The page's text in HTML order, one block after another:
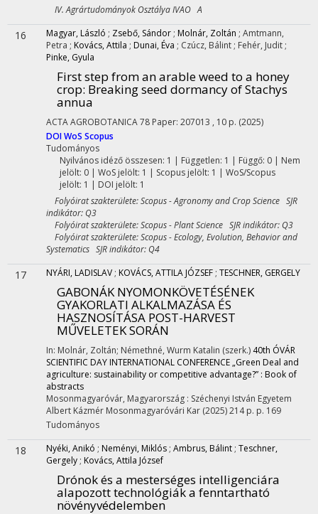
IV. Agrártudományok Osztálya IVAO A
16 Magyar, László ; Zsebő, Sándor ; Molnár, Zoltán ; Amtmann,
Petra ; Kovács, Attila ; Dunai, Éva ; Czúcz, Bálint ; Fehér, Judit ;
Pinke, Gyula
First step from an arable weed to a honey
crop: Breaking seed dormancy of Stachys
annua
ACTA AGROBOTANICA78 Paper: 207013 , 10 p. (2025)
DOIWoS Scopus
Tudományos
Nyilvános idéző összesen: 1 | Független: 1 | Függő: 0 | Nem
jelölt: 0 | WoS jelölt: 1 | Scopus jelölt: 1 | WoS/Scopus
jelölt: 1 | DOI jelölt: 1
Folyóirat szakterülete: Scopus - Agronomy and Crop Science SJR
indikátor: Q3
Folyóirat szakterülete: Scopus - Plant Science SJR indikátor: Q3
Folyóirat szakterülete: Scopus - Ecology, Evolution, Behavior and
Systematics SJR indikátor: Q4
17 NYÁRI, LADISLAV ; KOVÁCS, ATTILA JÓZSEF ; TESCHNER, GERGELY
GABONÁK NYOMONKÖVETÉSÉNEK
GYAKORLATI ALKALMAZÁSA ÉS
HASZNOSÍTÁSA POST-HARVEST
MŰVELETEK SORÁN
In: Molnár, Zoltán; Némethné, Wurm Katalin (szerk.) 40th ÓVÁR
SCIENTIFIC DAY INTERNATIONAL CONFERENCE „Green Deal and
agriculture: sustainability or competitive advantage?” : Book of
abstracts
Mosonmagyaróvár, Magyarország : Széchenyi István Egyetem
Albert Kázmér Mosonmagyaróvári Kar (2025)214 p. p. 169
Tudományos
18 Nyéki, Anikó ; Neményi, Miklós ; Ambrus, Bálint ; Teschner,
Gergely ; Kovács, Attila József
Drónok és a mesterséges intelligenciára
alapozott technológiák a fenntartható
növényvédelemben